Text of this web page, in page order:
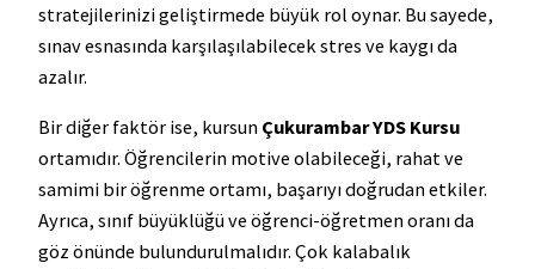
stratejilerinizi geliştirmede büyük rol oynar. Bu sayede,
sınav esnasında karşılaşılabilecek stres ve kaygı da
azalır.
Bir diğer faktör ise, kursun Çukurambar YDS Kursu
ortamıdır. Öğrencilerin motive olabileceği, rahat ve
samimi bir öğrenme ortamı, başarıyı doğrudan etkiler.
Ayrıca, sınıf büyüklüğü ve öğrenci-öğretmen oranı da
göz önünde bulundurulmalıdır. Çok kalabalık